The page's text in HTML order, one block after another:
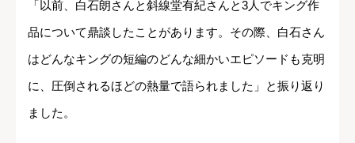
「以前、白石朗さんと斜線堂有紀さんと3人でキング作
品について鼎談したことがあります。その際、白石さん
はどんなキングの短編のどんな細かいエピソードも克明
に、圧倒されるほどの熱量で語られました」と振り返り
ました。